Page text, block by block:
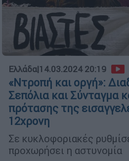
Ελλάδα|14.03.2024 20:19
«Ντροπή και οργή»:
Σεπόλια και Σύνταγμα
πρότασης της
12χρονη
Σε κυκλοφοριακές
προχωρήσει η αστυνομία